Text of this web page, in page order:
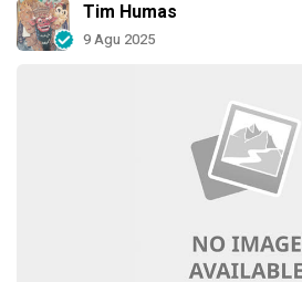
Tim Humas
9 Agu 2025